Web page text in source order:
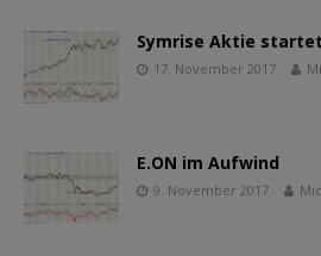
Symrise Aktie
17. November 2017
E.ON im Aufwind
9. November 2017